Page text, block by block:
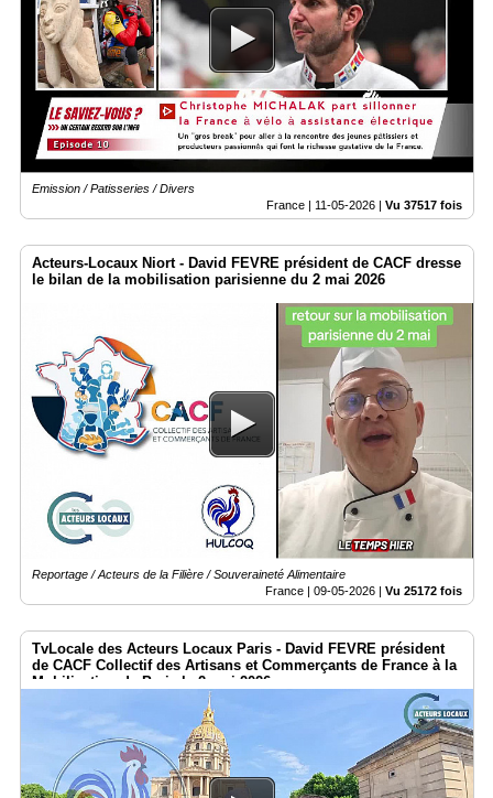
Emission / Patisseries / Divers
France | 11-05-2026 Vu 37517 fois
Acteurs-Locaux Niort - David FEVRE président de CACF dresse
le bilan de la mobilisation parisienne du 2 mai 2026
Reportage / Acteurs de la Filière / Souveraineté Alimentaire
France | 09-05-2026 | Vu 25172 fois
TvLocale des Acteurs Locaux Paris - David FEVRE président
de CACF Collectif des Artisans et Commerçants de France à la
Mobilisation de Paris le 2 mai 2026